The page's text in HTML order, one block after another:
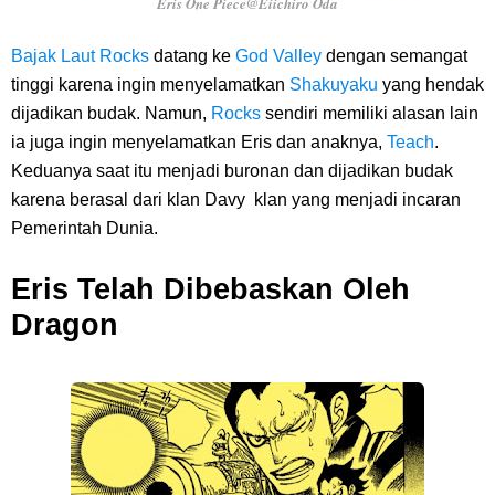
Bajak Laut Rocks datang ke God Valley dengan semangat
tinggi karena ingin menyelamatkan Shakuyaku yang hendak
dijadikan budak. Namun, Rocks sendiri memiliki alasan lain
ia juga ingin menyelamatkan Eris dan anaknya, Teach.
Keduanya saat itu menjadi buronan dan dijadikan budak
karena berasal dari klan Davy klan yang menjadi incaran
Pemerintah Dunia.
Eris Telah Dibebaskan Oleh
Dragon